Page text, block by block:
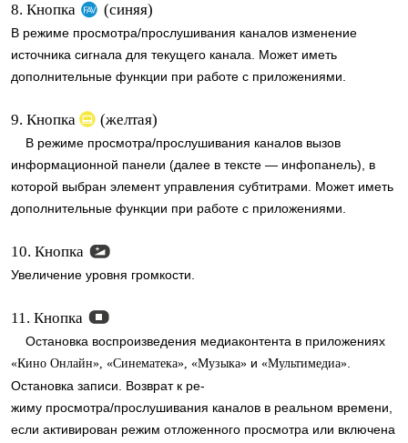
8. Кнопка (синяя)
В режиме просмотра/прослушивания каналов изменение
источника сигнала для текущего канала. Может иметь
дополнительные функции при работе с приложениями.
9. Кнопка (желтая)
В режиме просмотра/прослушивания каналов вызов
информационной панели (далее в тексте — инфопанель), в
которой выбран элемент управления субтитрами. Может иметь
дополнительные функции при работе с приложениями.
10. Кнопка
Увеличение уровня громкости.
11. Кнопка
Остановка воспроизведения медиаконтента в приложениях
«Кино Онлайн», «Синематека», «Музыка» и «Мультимедиа»
Остановка записи. Возврат к ре-
жиму просмотра/прослушивания каналов в реальном времени,
если активирован режим отложенного просмотра или включена